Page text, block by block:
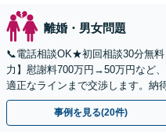
離婚・男女問題
📞電話相談OK★初回相談30分無
力】慰謝料700万円→50万円など
適正なラインまで交渉します。納
に、まずはご相談ください【休日
事例を見る(20件)